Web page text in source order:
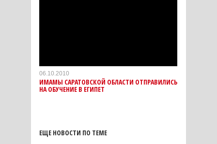
06.10.2010
ИМАМЫ САРАТОВСКОЙ ОБЛАСТИ ОТПРАВИЛИСЬ
НА ОБУЧЕНИЕ В ЕГИПЕТ
ЕЩЕ НОВОСТИ ПО ТЕМЕ